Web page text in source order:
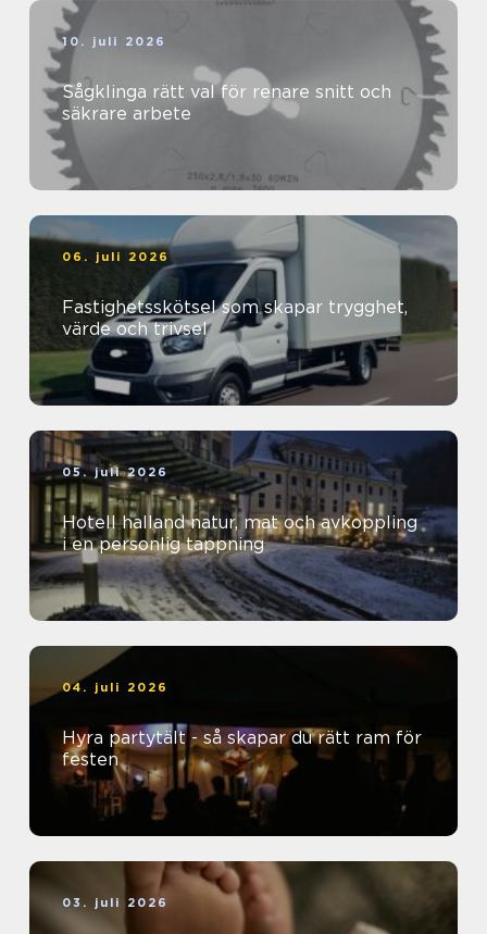
10. juli 2026
Sågklinga rätt val för renare snitt och
säkrare arbete
06. juli 2026
Fastighetsskötsel som skapar trygghet,
värde och trivsel
05. juli 2026
Hotell halland natur, mat och avkoppling
i en personlig tappning
04. juli 2026
Hyra partytält - så skapar du rätt ram för
festen
03. juli 2026